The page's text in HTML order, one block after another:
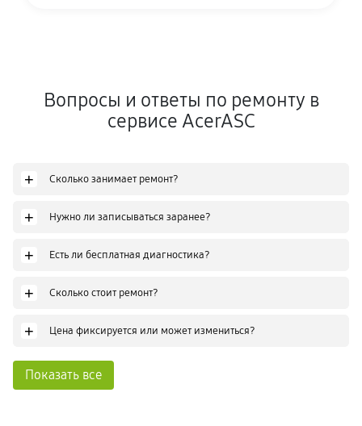
Вопросы и ответы по ремонту в
сервисе AcerASC
+ Сколько занимает ремонт?
+ Нужно ли записываться заранее?
+ Есть ли бесплатная диагностика?
+ Сколько стоит ремонт?
+ Цена фиксируется или может измениться?
Показать все